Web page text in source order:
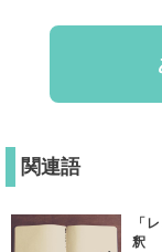
関連語
「
釈